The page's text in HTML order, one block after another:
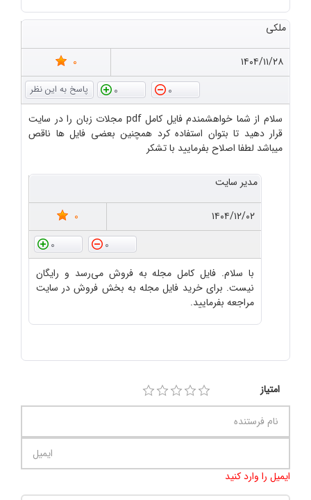
ملکی
۱۴۰۴/۱۱/۲۸
0
0
0
سلام از شما خواهشمندم فایل کامل pdf مجلات زبان را در سایت
قرار دهید تا بتوان استفاده کرد همچنین بعضی فایل ها ناقص
میباشد لطفا اصلاح بفرمایید با تشکر
مدیر سایت
۱۴۰۴/۱۲/۰۲
0
0
0
با سلام. فایل کامل مجله به فروش می‌رسد و رایگان
نیست. برای خرید فایل مجله به بخش فروش در سایت
مراجعه بفرمایید.
امتیاز
ایمیل را وارد کنید